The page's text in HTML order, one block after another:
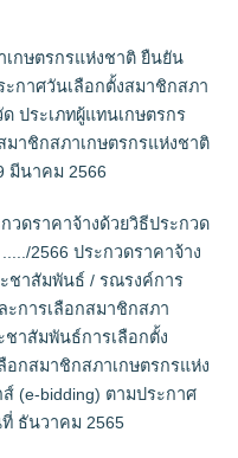
เกษตรกรแห่งชาติ ยืนยัน
ะกาศวันเลือกตั้งสมาชิกสภา
ด ประเภทผู้แทนเกษตรกร
มาชิกสภาเกษตรกรแห่งชาติ
มีนาคม 2566
วดราคาจ้างด้วยวิธีประกวด
2566 ประกวดราคาจ้าง
ชาสัมพันธ์ / รณรงค์การ
ะการเลือกสมาชิกสภา
ชาสัมพันธ์การเลือกตั้ง
อกสมาชิกสภาเกษตรกรแห่ง
(e-bidding) ตามประกาศ
ธันวาคม 2565